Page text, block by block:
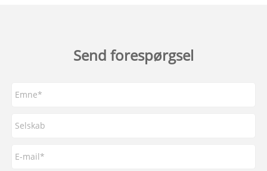
Send forespørgsel